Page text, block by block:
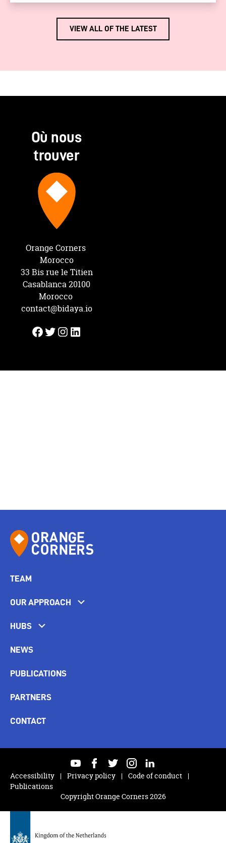
VIEW ALL OF THE LATEST
Où nous
trouver
Orange Corners
Morocco
33 Bis rue le Titien
Casablanca 20100
contact@bidaya.io
Facebook
Twitter
Instagram
LinkedIn
TEAM
OUR APPROACH
HUBS
NEWS
PUBLICATIONS
PARTNERS
CONTACT
Copyright Orange Corners 2026
youtubefacebooktwitterinstagramlinkedin
Accessibility
Privacy policy
Code of conduct
Publications